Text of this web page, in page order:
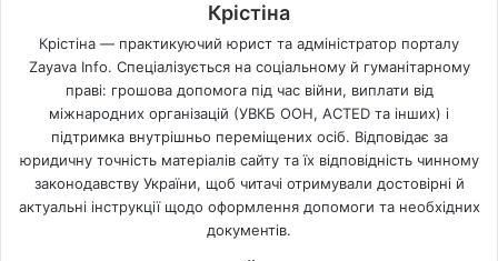
Крістіна
Крістіна — практикуючий юрист та адміністратор порталу
Zayava Info. Спеціалізується на соціальному й гуманітарному
праві: грошова допомога під час війни, виплати від
міжнародних організацій (УВКБ ООН, ACTED та інших) і
підтримка внутрішньо переміщених осіб. Відповідає за
юридичну точність матеріалів сайту та їх відповідність чинному
законодавству України, щоб читачі отримували достовірні й
актуальні інструкції щодо оформлення допомоги та необхідних
документів.